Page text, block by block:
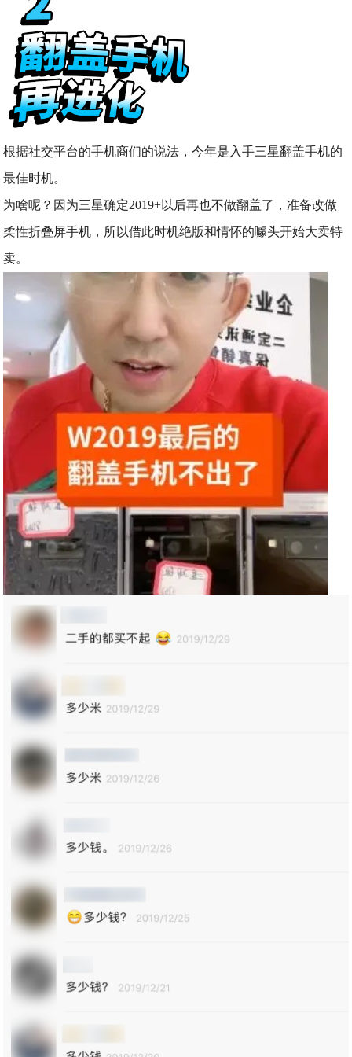
根据社交平台的手机商们的说法，今年是入手三星翻盖手机的
最佳时机。
为啥呢？因为三星确定2019+以后再也不做翻盖了，准备改做
柔性折叠屏手机，所以借此时机绝版和情怀的噱头开始大卖特
卖。